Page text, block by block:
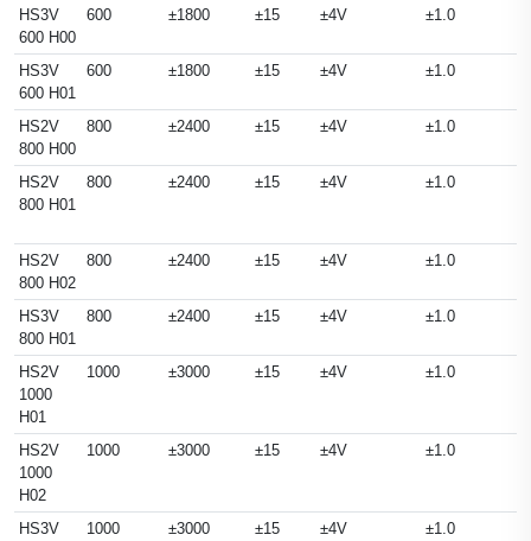
HS3V
600 H00
600 ±1800 ±15 ±4V ±1.0
HS3V
600 H01
600 ±1800 ±15 ±4V ±1.0
HS2V
800 H00
800 ±2400 ±15 ±4V ±1.0
HS2V
800 H01
800 ±2400 ±15 ±4V ±1.0
HS2V
800 H02
800 ±2400 ±15 ±4V ±1.0
HS3V
800 H01
800 ±2400 ±15 ±4V ±1.0
HS2V
1000
H01
1000 ±3000 ±15 ±4V ±1.0
HS2V
1000
H02
1000 ±3000 ±15 ±4V ±1.0
HS3V
1000 ±3000 ±15 ±4V ±1.0